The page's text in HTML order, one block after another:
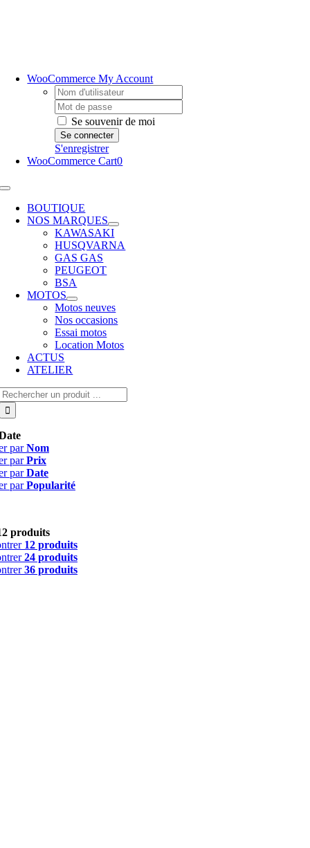
WooCommerce My Account
Username:
Password:
Se souvenir de moi
S'enregistrer
WooCommerce Cart0
Toggle
NavigationBOUTIQUE
NOS MARQUES
KAWASAKI
HUSQVARNA
GAS GAS
PEUGEOT
BSA
MOTOS
Motos neuves
Nos occasions
Essai motos
Location Motos
ACTUS
ATELIER
parNom
parPrix
parDate
parPopularité
produits
12 produits
24 produits
36 produits